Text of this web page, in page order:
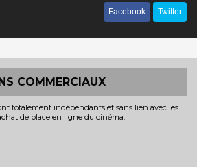
Facebook Twitter
COMMERCIAUX
totalement indépendants et sans lien avec les
de place en ligne du cinéma.